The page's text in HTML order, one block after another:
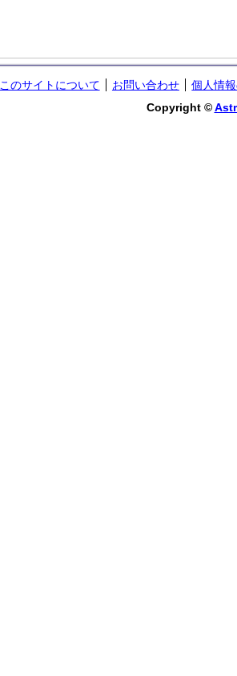
このサイトについて お問い合わせ
個人情
Copyright ©